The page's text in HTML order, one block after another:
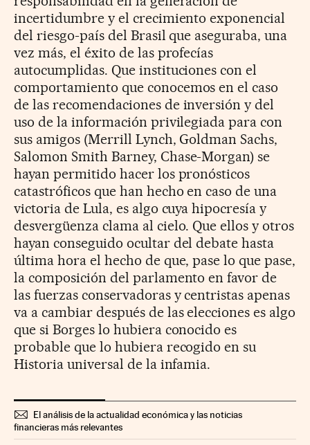
incertidumbre y el crecimiento exponencial
del riesgo-país del Brasil que aseguraba, una
vez más, el éxito de las profecías
autocumplidas. Que instituciones con el
comportamiento que conocemos en el caso
de las recomendaciones de inversión y del
uso de la información privilegiada para con
sus amigos (Merrill Lynch, Goldman Sachs,
Salomon Smith Barney, Chase-Morgan) se
hayan permitido hacer los pronósticos
catastróficos que han hecho en caso de una
victoria de Lula, es algo cuya hipocresía y
desvergüenza clama al cielo. Que ellos y otros
hayan conseguido ocultar del debate hasta
última hora el hecho de que, pase lo que pase,
la composición del parlamento en favor de
las fuerzas conservadoras y centristas apenas
va a cambiar después de las elecciones es algo
que si Borges lo hubiera conocido es
probable que lo hubiera recogido en su
Historia universal de la infamia.
El análisis de la actualidad económica y las noticias
financieras más relevantes